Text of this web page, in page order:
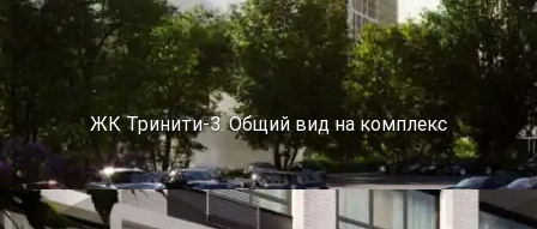
ЖК Тринити-3. Общий вид на комплекс